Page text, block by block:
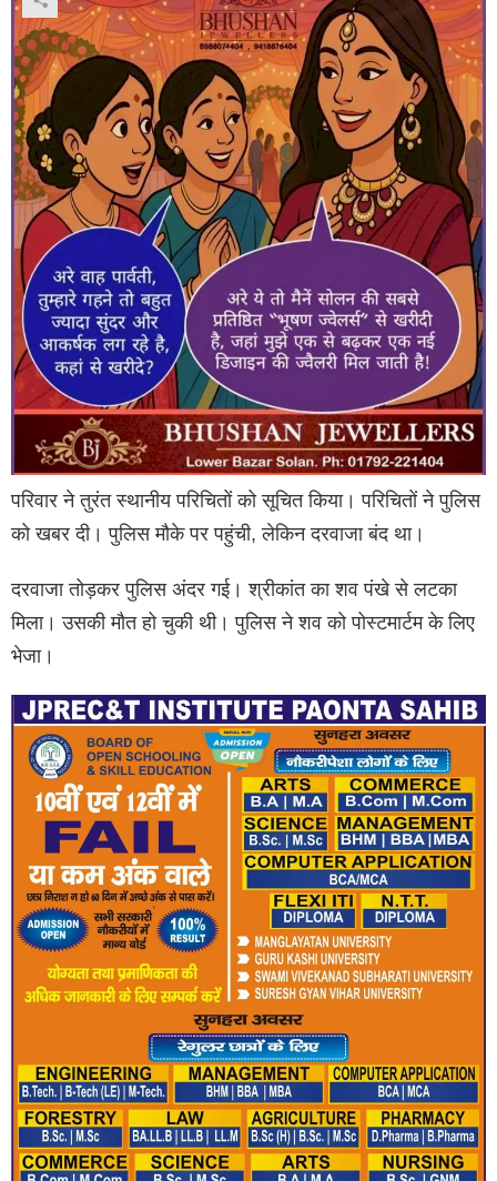
परिवार ने तुरंत स्थानीय परिचितों को सूचित किया। परिचितों ने पुलिस
को खबर दी। पुलिस मौके पर पहुंची, लेकिन दरवाजा बंद था।
दरवाजा तोड़कर पुलिस अंदर गई। श्रीकांत का शव पंखे से लटका
मिला। उसकी मौत हो चुकी थी। पुलिस ने शव को पोस्टमार्टम के लिए
भेजा।